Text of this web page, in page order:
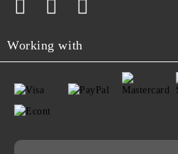
Working with